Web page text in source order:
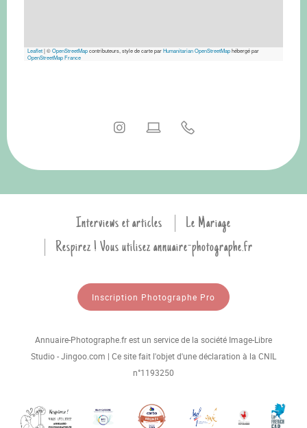
Leaflet|©OpenStreetMapcontributeurs, style de carte parHumanitarian OpenStreetMaphébergé par
OpenStreetMap France
Interviews et articles
Le Mariage
Respirez ! Vous utilisez annuaire-photographe.fr
Inscription Photographe Pro
Annuaire-Photographe.fr est un service de la société Image-Libre
Studio - Jingoo.com | Ce site fait l'objet d'une déclaration à la CNIL
n°1193250